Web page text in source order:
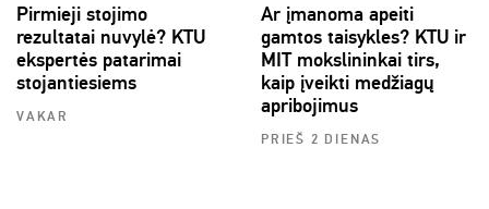
Pirmieji stojimo
rezultatai nuvylė? KTU
ekspertės patarimai
stojantiesiems
VAKAR
Ar įmanoma apeiti
gamtos taisykles? KTU ir
MIT mokslininkai tirs,
kaip įveikti medžiagų
apribojimus
PRIEŠ 2 DIENAS